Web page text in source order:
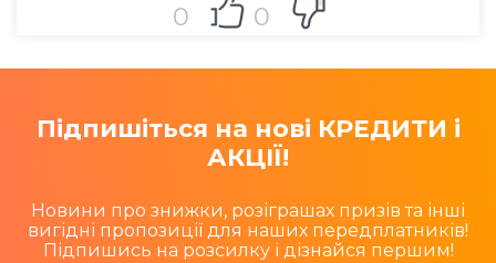
0 0
Підпишіться на нові КРЕДИТИ і
АКЦІЇ!
Новини про знижки, розіграшах призів та інші
вигідні пропозиції для наших передплатників!
Підпишись на розсилку і дізнайся першим!